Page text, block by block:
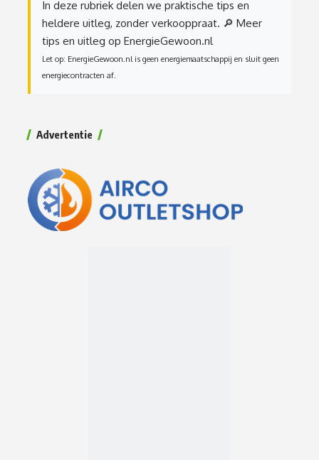
In deze rubriek delen we praktische tips en
heldere uitleg, zonder verkooppraat. 🔎 Meer
tips en uitleg op EnergieGewoon.nl
Let op: EnergieGewoon.nl is geen energiemaatschappij en sluit geen
energiecontracten af.
Advertentie